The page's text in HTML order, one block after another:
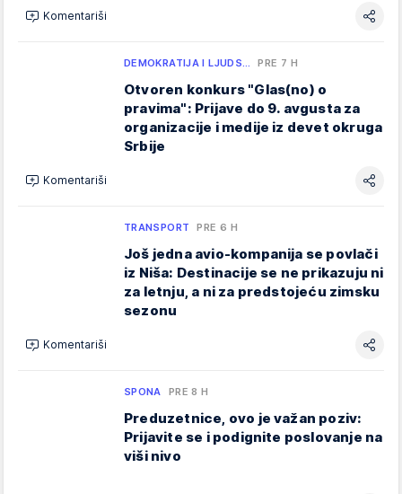
Komentariši
DEMOKRATIJA I LJUDS… PRE 7 H
Otvoren konkurs "Glas(no) o
pravima": Prijave do 9. avgusta za
organizacije i medije iz devet okruga
Srbije
Komentariši
TRANSPORT PRE 6 H
Još jedna avio-kompanija se povlači
iz Niša: Destinacije se ne prikazuju ni
za letnju, a ni za predstojeću zimsku
sezonu
Komentariši
SPONA PRE 8 H
Preduzetnice, ovo je važan poziv:
Prijavite se i podignite poslovanje na
viši nivo